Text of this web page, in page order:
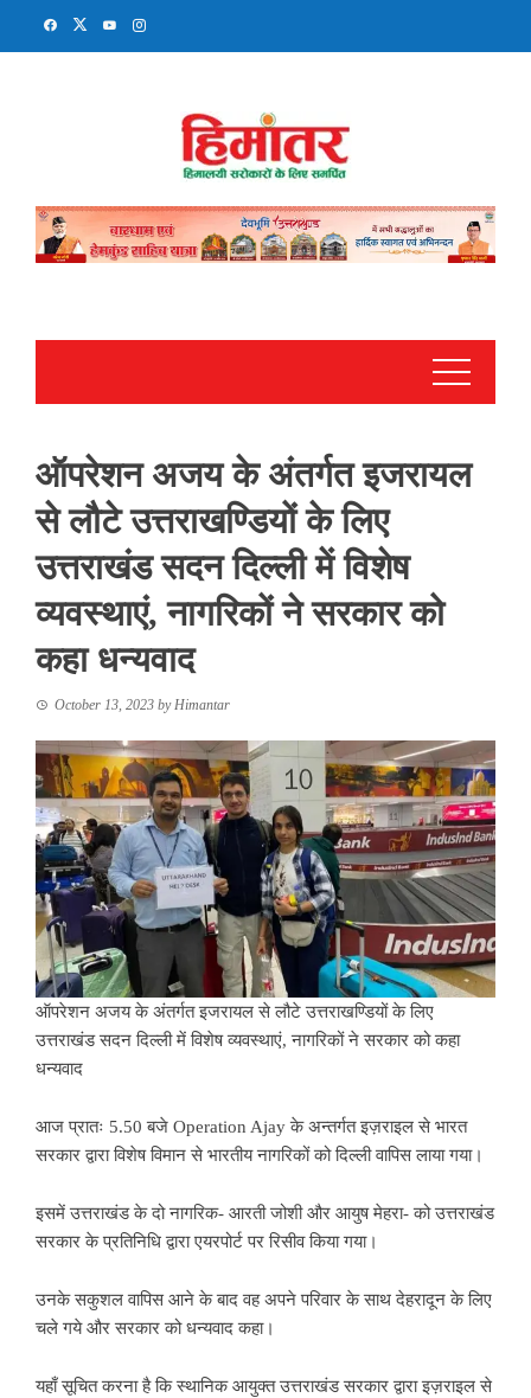
ऑपरेशन अजय के अंतर्गत इजरायल
से लौटे उत्तराखण्डियों के लिए
उत्तराखंड सदन दिल्ली में विशेष
व्यवस्थाएं, नागरिकों ने सरकार को
कहा धन्यवाद
October 13, 2023 byHimantar
ऑपरेशन अजय के अंतर्गत इजरायल से लौटे उत्तराखण्डियों के लिए
उत्तराखंड सदन दिल्ली में विशेष व्यवस्थाएं, नागरिकों ने सरकार को कहा
धन्यवाद
आज प्रातः 5.50 बजे Operation Ajay के अन्तर्गत इज़राइल से भारत
सरकार द्वारा विशेष विमान से भारतीय नागरिकों को दिल्ली वापिस लाया गया।
इसमें उत्तराखंड के दो नागरिक- आरती जोशी और आयुष मेहरा- को उत्तराखंड
सरकार के प्रतिनिधि द्वारा एयरपोर्ट पर रिसीव किया गया।
उनके सकुशल वापिस आने के बाद वह अपने परिवार के साथ देहरादून के लिए
चले गये और सरकार को धन्यवाद कहा।
यहाँ सूचित करना है कि स्थानिक आयुक्त उत्तराखंड सरकार द्वारा इज़राइल से